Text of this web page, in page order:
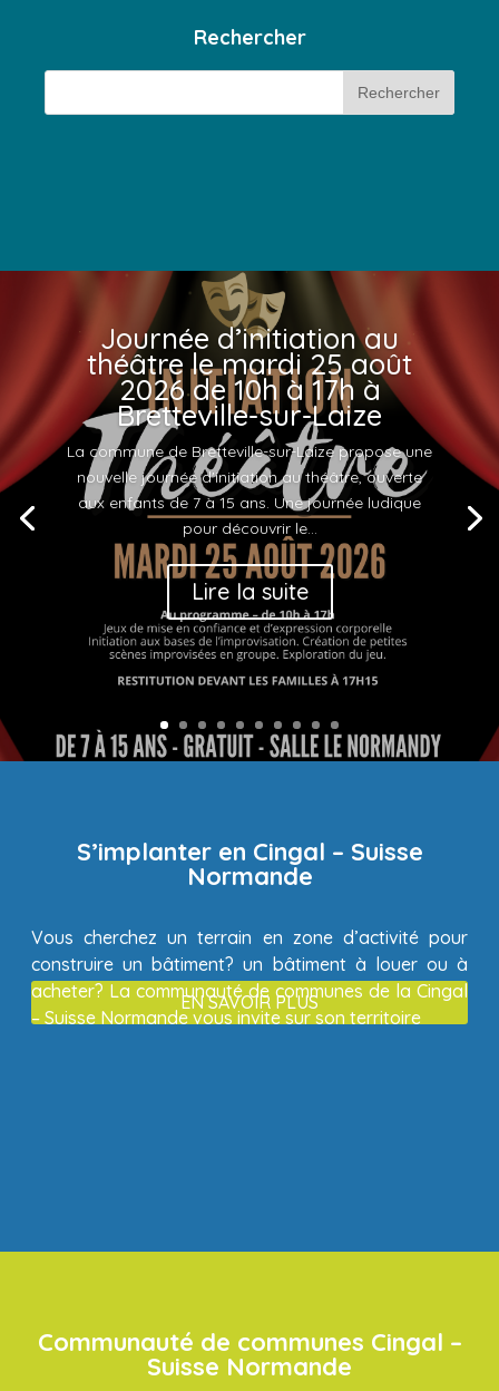
Rechercher
Journée d’initiation au
théâtre le mardi 25 août
2026 de 10h à 17h à
Bretteville-sur-Laize
La commune de Bretteville-sur-Laize propose une
nouvelle journée d'initiation au théâtre, ouverte
aux enfants de 7 à 15 ans. Une journée ludique
pour découvrir le...
Lire la suite
S’implanter en Cingal – Suisse
Normande
Vous cherchez un terrain en zone d’activité pour
construire un bâtiment? un bâtiment à louer ou à
acheter? La communauté de communes de la Cingal
– Suisse Normande vous invite sur son territoire
EN SAVOIR PLUS
Communauté de communes Cingal –
Suisse Normande